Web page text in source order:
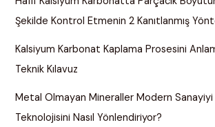
Şekilde Kontrol Etmenin 2 Kanıtlanmış
Kalsiyum Karbonat Kaplama Prosesini
Teknik Kılavuz
Metal Olmayan Mineraller Modern
Teknolojisini Nasıl Yönlendiriyor?